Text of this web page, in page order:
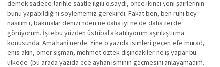
demek sadece tarihle saatle ilgili olsaydı, önce ikinci yeni şairlerinin
bunu yapabildiğini söylememiz gerekirdi. Fakat ben, ben ruhi bey
nasılım'ı, bakmalar denizi'nden ne daha iyi ne de daha ilerde
görüyorum. İşte bu yüzden üstübal'a katılıyorum aşırılaştırma
konusunda. Ama hani nerde. Yine o yazıda isimleri geçen efe murad,
enis akın, ömer şişman, mehmet öztek dışındakiler ne iş yapar bu
ülkede. (bu arada yazıda ece ayhan isminin geçmesini anlayamadım.